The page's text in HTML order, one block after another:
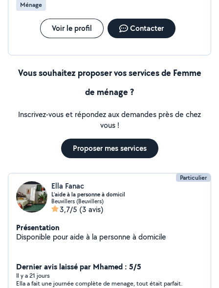
Ménage
Voir le profil Contacter
Vous souhaitez proposer vos services de Femme
de ménage ?
Inscrivez-vous et répondez aux demandes près de chez
vous !
Proposer mes services
Particulier
Ella Fanac
L’aide à la personne à domicil
Beuvillers (Beuvillers)
3,7/5 (3 avis)
Présentation
Disponible pour aide à la personne à domicile
Dernier avis laissé par Mhamed : 5/5
Il y a 21 jours
Ella a fait une journée complète de menage, tout était parfait.